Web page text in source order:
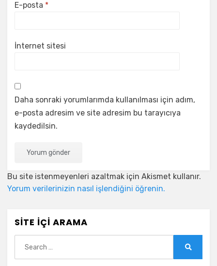
E-posta *
İnternet sitesi
Daha sonraki yorumlarımda kullanılması için adım,
e-posta adresim ve site adresim bu tarayıcıya
kaydedilsin.
Bu site istenmeyenleri azaltmak için Akismet kullanır.
Yorum verilerinizin nasıl işlendiğini öğrenin.
SITE İÇI ARAMA
for: